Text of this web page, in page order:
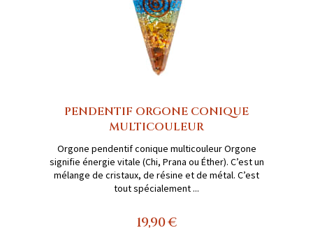
PENDENTIF ORGONE CONIQUE
MULTICOULEUR
Orgone pendentif conique multicouleur Orgone
signifie énergie vitale (Chi, Prana ou Éther). C’est un
mélange de cristaux, de résine et de métal. C’est
tout spécialement ...
19,90 €